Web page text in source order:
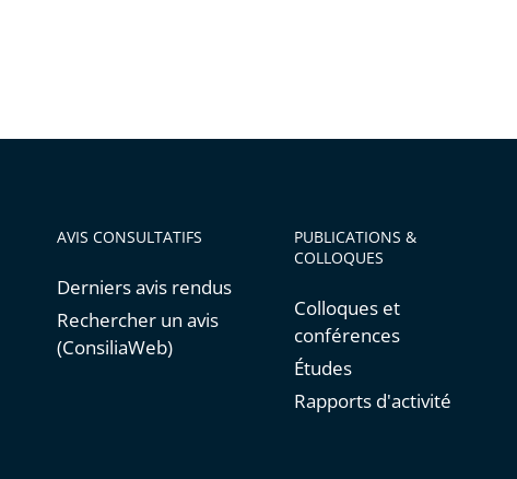
AVIS CONSULTATIFS
Derniers avis rendus
Rechercher un avis
(ConsiliaWeb)
PUBLICATIONS &
COLLOQUES
Colloques et
conférences
Études
Rapports d'activité